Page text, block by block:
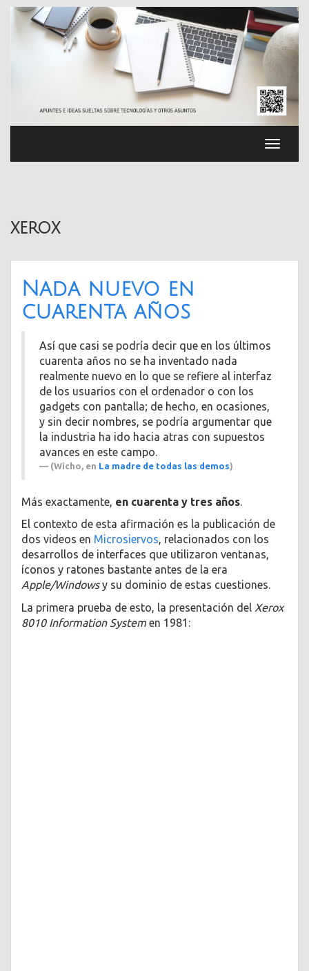
Saltar
contenido
xerox
Nada nuevo en
cuarenta años
Así­ que casi se podrí­a decir que en los últimos
cuarenta años no se ha inventado nada
realmente nuevo en lo que se refiere al interfaz
de los usuarios con el ordenador o con los
gadgets con pantalla; de hecho, en ocasiones,
y sin decir nombres, se podrí­a argumentar que
la industria ha ido hacia atras con supuestos
avances en este campo.
(Wicho, en La madre de todas las demos)
Más exactamente, en cuarenta y tres años.
El contexto de esta afirmación es la publicación de
dos videos en Microsiervos, relacionados con los
desarrollos de interfaces que utilizaron ventanas,
íconos y ratones bastante antes de la era
Apple/Windowsy su dominio de estas cuestiones.
La primera prueba de esto, la presentación del Xerox
8010 Information System en 1981: